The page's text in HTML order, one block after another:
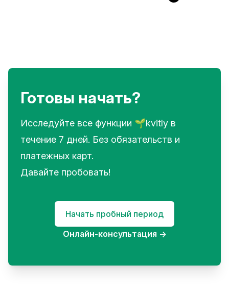
Готовы начать?
Исследуйте все функции 🌱kvitly в
течение 7 дней. Без обязательств и
платежных карт.
Давайте пробовать!
Начать пробный период
Онлайн-консультация →